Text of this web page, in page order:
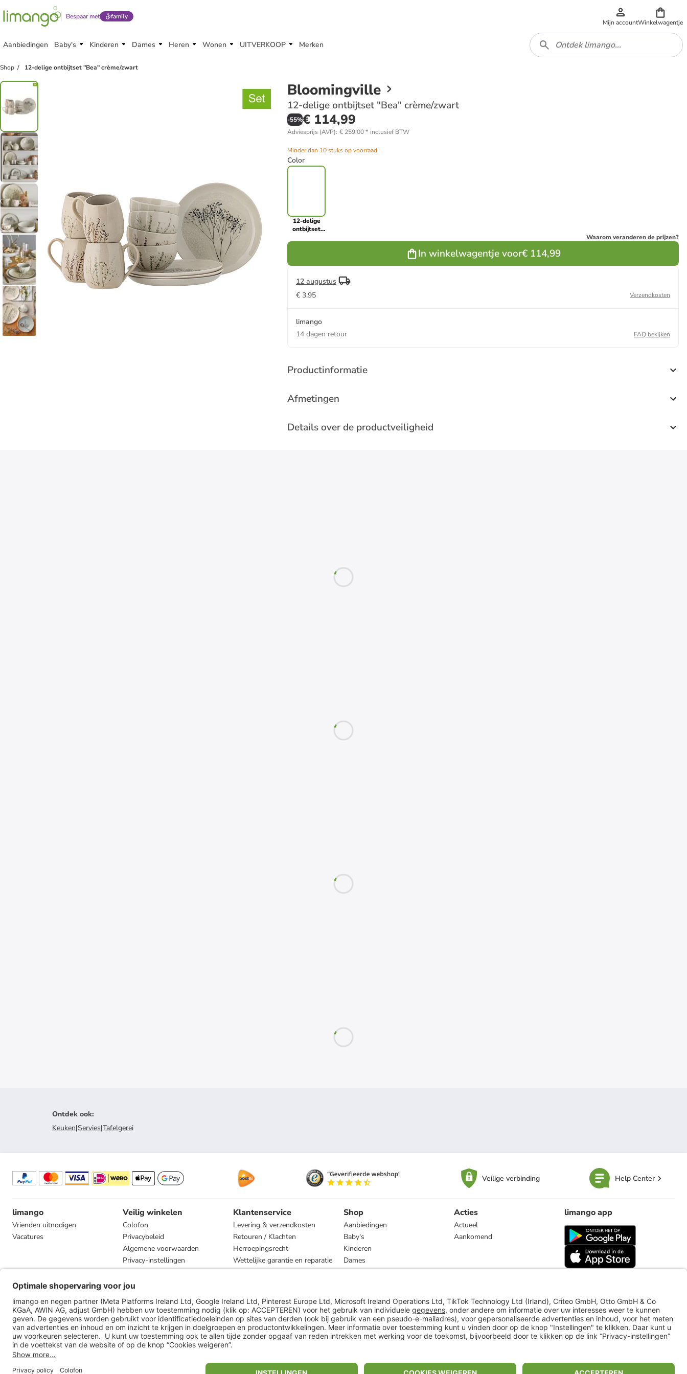
Bespaar met family
Mijn accountWinkelwagentje
Aanbiedingen Baby's Kinderen Dames Heren Wonen UITVERKOOP Merken
Shop 12-delige ontbijtset "Bea" crème/zwart
Bloomingville
12-delige ontbijtset "Bea" crème/zwart
-55%€ 114,99
Adviesprijs (AVP): € 259,00* inclusief BTW
Minder dan 10 stuks op voorraad
Color
12-delige
ontbijtset
crème/zwart
Waarom veranderen de prijzen?
In winkelwagentje voor€ 114,99
12 augustus
€ 3,95
Verzendkosten
limango
14 dagen retour
FAQ bekijken
Productinformatie
Afmetingen
Details over de productveiligheid
Ontdek ook:
Keuken|Servies|Tafelgerei
Veilige verbinding Help Center
limango
Vrienden uitnodigen
Vacatures
Veilig winkelen
Colofon
Privacybeleid
Algemene voorwaarden
Privacy-instellingen
Compliance
Klantenservice
Levering & verzendkosten
Retouren / Klachten
Herroepingsrecht
Wettelijke garantie en reparatie
Shop
Aanbiedingen
Baby's
Kinderen
Dames
Heren
Acties
Actueel
Aankomend
limango app
limango.de limango.pl
** Alle prijsopgaven zijn inclusief belasting en exclusief verzendkosten
ᵃ Bij een minimale bestelwaarde van €15.